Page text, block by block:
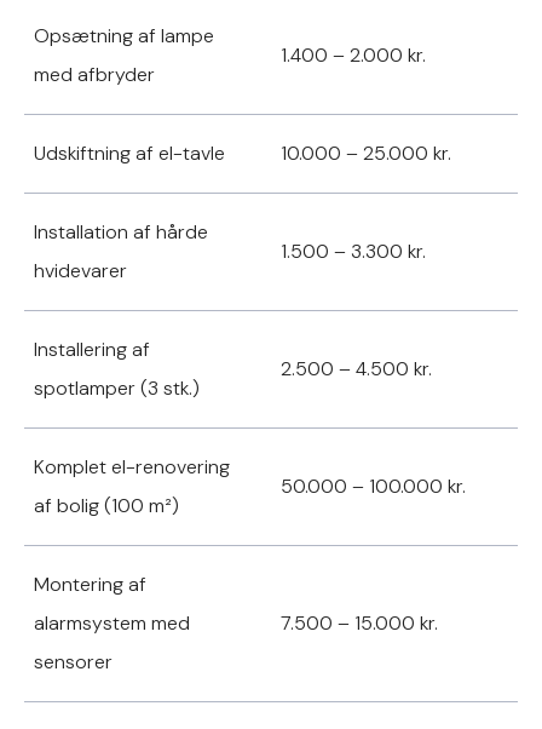
Opsætning af lampe
med afbryder
1.400 – 2.000 kr.
Udskiftning af el-tavle 10.000 – 25.000 kr.
Installation af hårde
hvidevarer
1.500 – 3.300 kr.
Installering af
spotlamper (3 stk.)
2.500 – 4.500 kr.
Komplet el-renovering
af bolig (100 m²)
50.000 – 100.000 kr.
Montering af
alarmsystem med
sensorer
7.500 – 15.000 kr.